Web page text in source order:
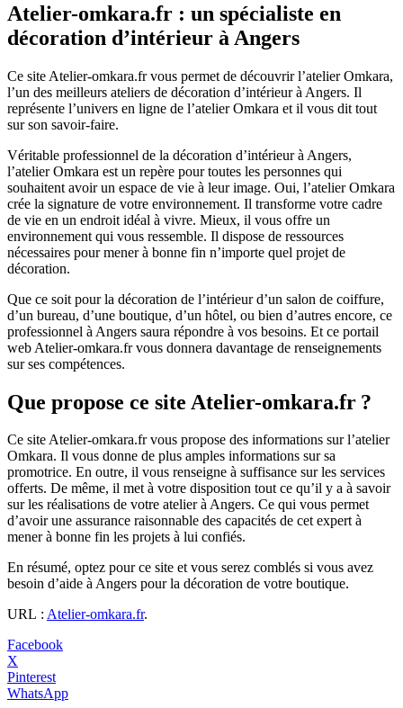
Atelier-omkara.fr : un spécialiste en
décoration d’intérieur à Angers
Ce site Atelier-omkara.fr vous permet de découvrir l’atelier Omkara,
l’un des meilleurs ateliers de décoration d’intérieur à Angers. Il
représente l’univers en ligne de l’atelier Omkara et il vous dit tout
sur son savoir-faire.
Véritable professionnel de la décoration d’intérieur à Angers,
l’atelier Omkara est un repère pour toutes les personnes qui
souhaitent avoir un espace de vie à leur image. Oui, l’atelier Omkara
crée la signature de votre environnement. Il transforme votre cadre
de vie en un endroit idéal à vivre. Mieux, il vous offre un
environnement qui vous ressemble. Il dispose de ressources
nécessaires pour mener à bonne fin n’importe quel projet de
décoration.
Que ce soit pour la décoration de l’intérieur d’un salon de coiffure,
d’un bureau, d’une boutique, d’un hôtel, ou bien d’autres encore, ce
professionnel à Angers saura répondre à vos besoins. Et ce portail
web Atelier-omkara.fr vous donnera davantage de renseignements
sur ses compétences.
Que propose ce site Atelier-omkara.fr ?
Ce site Atelier-omkara.fr vous propose des informations sur l’atelier
Omkara. Il vous donne de plus amples informations sur sa
promotrice. En outre, il vous renseigne à suffisance sur les services
offerts. De même, il met à votre disposition tout ce qu’il y a à savoir
sur les réalisations de votre atelier à Angers. Ce qui vous permet
d’avoir une assurance raisonnable des capacités de cet expert à
mener à bonne fin les projets à lui confiés.
En résumé, optez pour ce site et vous serez comblés si vous avez
besoin d’aide à Angers pour la décoration de votre boutique.
URL : Atelier-omkara.fr.
Facebook
X
Pinterest
WhatsApp